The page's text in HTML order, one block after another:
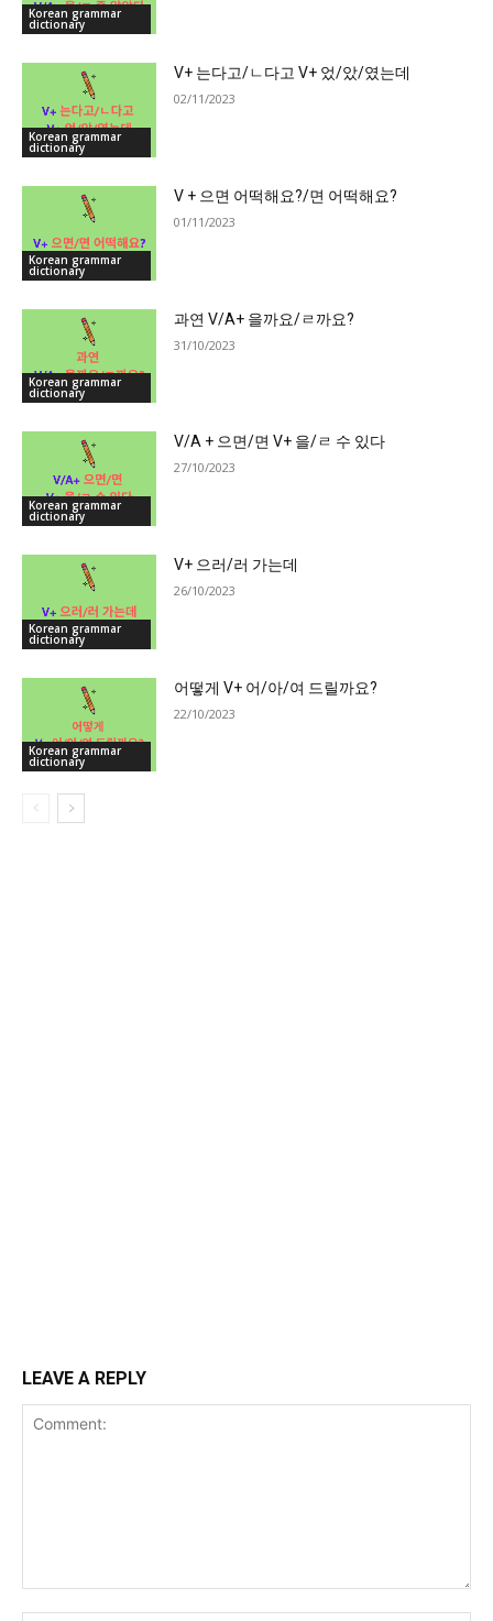
Korean grammar
dictionary
Korean grammar
dictionary
V+ 는다고/ㄴ다고 V+ 었/았/였는데
02/11/2023
Korean grammar
dictionary
V + 으면 어떡해요?/면 어떡해요?
01/11/2023
Korean grammar
dictionary
과연 V/A+ 을까요/ㄹ까요?
31/10/2023
Korean grammar
dictionary
V/A + 으면/면 V+ 을/ㄹ 수 있다
27/10/2023
Korean grammar
dictionary
V+ 으러/러 가는데
26/10/2023
Korean grammar
dictionary
어떻게 V+ 어/아/여 드릴까요?
22/10/2023
LEAVE A REPLY